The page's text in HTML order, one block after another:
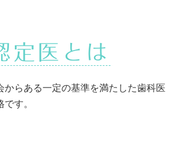
定医とは
からある一定の基準を満たした歯科医
す。